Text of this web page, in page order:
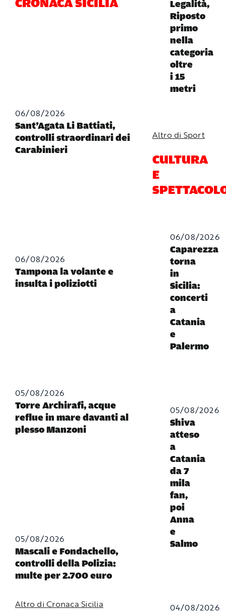
06/08/2026
Sant’Agata Li Battiati,
controlli straordinari dei
Carabinieri
06/08/2026
Tampona la volante e
insulta i poliziotti
05/08/2026
Torre Archirafi, acque
reflue in mare davanti al
plesso Manzoni
05/08/2026
Mascali e Fondachello,
controlli della Polizia:
multe per 2.700 euro
Altro di Cronaca Sicilia
Legalità,
Riposto
primo
nella
categoria
oltre
i 15
metri
Altro di Sport
CULTURA
E
06/08/2026
Caparezza
torna
in
Sicilia:
concerti
a
Catania
e
Palermo
05/08/2026
Shiva
atteso
a
Catania
da 7
mila
fan,
poi
Anna
e
Salmo
04/08/2026